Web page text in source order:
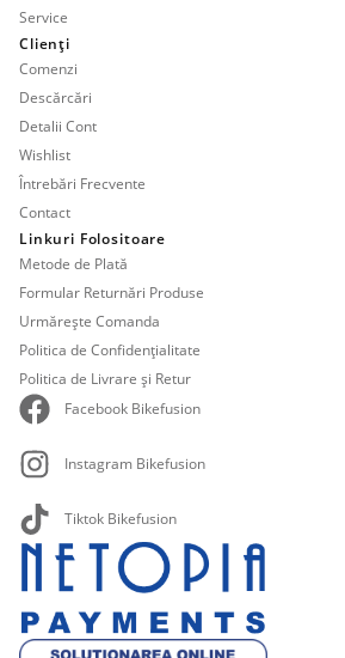
Service
Clienți
Comenzi
Descărcări
Detalii Cont
Wishlist
Întrebări Frecvente
Contact
Linkuri Folositoare
Metode de Plată
Formular Returnări Produse
Urmărește Comanda
Politica de Confidențialitate
Politica de Livrare și Retur
Facebook Bikefusion
Instagram Bikefusion
Tiktok Bikefusion